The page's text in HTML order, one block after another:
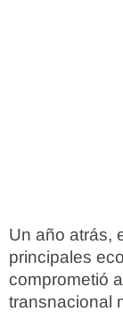
Un año atrás,
principales
comprometió
transnacional